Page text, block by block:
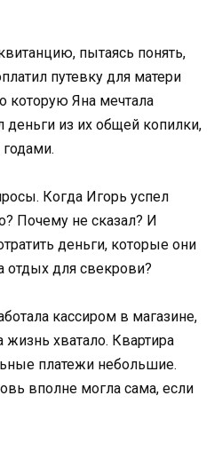
пытаясь понять,
путевку для матери
которую Яна мечтала
из их общей копилки,
Когда Игорь успел
Почему не сказал? И
деньги, которые они
отдых для свекрови?
кассиром в магазине,
жизнь хватало. Квартира
платежи небольшие.
вполне могла сама, если